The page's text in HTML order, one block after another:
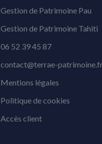
Gestion de Patrimoine Pau
Gestion de Patrimoine Tahiti
06 52 39 45 87
contact@terrae-
Mentions légales
Politique de cookies
Accès client